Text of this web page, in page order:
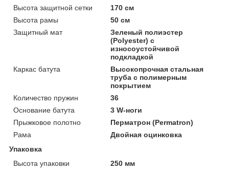
Высота защитной сетки
170 см
Высота рамы
50 см
Защитный мат
Зеленый полиэстер
(Polyester) с
износоустойчивой
подкладкой
Каркас батута
Высокопрочная стальная
труба с полимерным
покрытием
Количество пружин
36
Основание батута
3 W-ноги
Прыжковое полотно
Перматрон (Permatron)
Рама
Двойная оцинковка
Упаковка
Высота упаковки
250 мм